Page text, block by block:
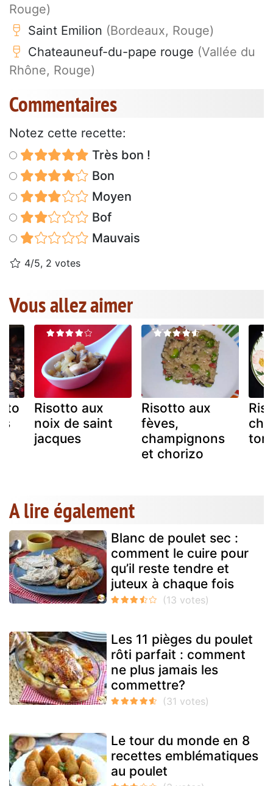
Rouge)
Saint Emilion (Bordeaux, Rouge)
Chateauneuf-du-pape rouge (Vallée du
Rhône, Rouge)
Commentaires
Notez cette recette:
Très bon !
Bon
Moyen
Bof
Mauvais
4/5, 2 votes
Vous allez aimer
Risotto aux
noix de saint
jacques
Risotto aux
fèves,
champignons
et chorizo
A lire également
Blanc de poulet sec :
comment le cuire pour
qu’il reste tendre et
juteux à chaque fois
Les 11 pièges du poulet
rôti parfait : comment
ne plus jamais les
commettre?
Le tour du monde en 8
recettes emblématiques
au poulet